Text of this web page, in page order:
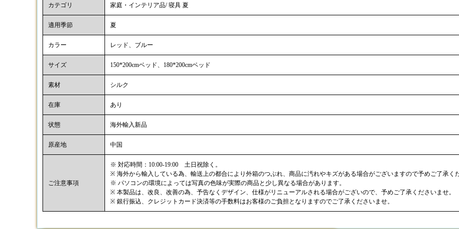
カテゴリ 家庭・インテリア品/ 寝具 夏
適用季節 夏
カラー レッド、ブルー
サイズ 150*200cmベッド、180*200cmベッド
素材 シルク
在庫 あり
状態 海外輸入新品
原産地 中国
ご注意事項
※ 対応時間：10:00-19:00 土日祝除く。
※ 海外から輸入している為、輸送上の都合により外箱のつぶれ、商品に汚れやキズがある場合がございますので予めご了承く
※ パソコンの環境によっては写真の色味が実際の商品と少し異なる場合があります。
※ 本製品は、改良、改善の為、予告なくデザイン、仕様がリニューアルされる場合がございので、予めご了承くださいませ。
※ 銀行振込、クレジットカード決済等の手数料はお客様のご負担となりますのでご了承くださいませ。